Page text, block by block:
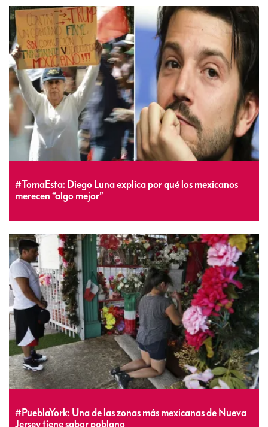
#TomaEsta: Diego Luna explica por qué los mexicanos
merecen “algo mejor”
#PueblaYork: Una de las zonas más mexicanas de Nueva
Jersey tiene sabor poblano